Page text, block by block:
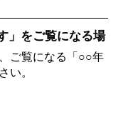
ご覧になる「○○年
い。